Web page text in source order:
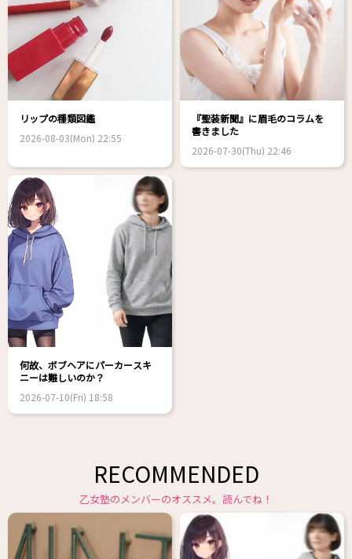
リップの種類図鑑
2026-08-03(Mon) 22:55
『聖装新聞』に眉毛のコラムを
書きました
2026-07-30(Thu) 22:46
何故、ボブヘアにパーカースキ
ニーは難しいのか？
2026-07-10(Fri) 18:58
RECOMMENDED
乙女塾のメンバーのオススメ。読んでね！